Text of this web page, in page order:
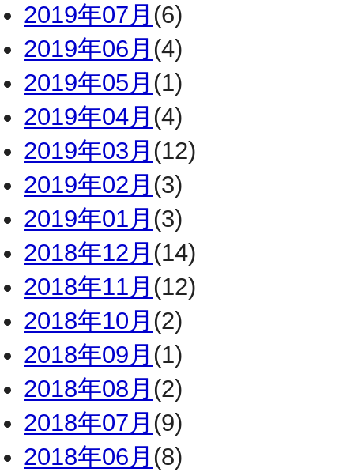
2019年07月 (6)
2019年06月 (4)
2019年05月 (1)
2019年04月 (4)
2019年03月 (12)
2019年02月 (3)
2019年01月 (3)
2018年12月 (14)
2018年11月 (12)
2018年10月 (2)
2018年09月 (1)
2018年08月 (2)
2018年07月 (9)
2018年06月 (8)